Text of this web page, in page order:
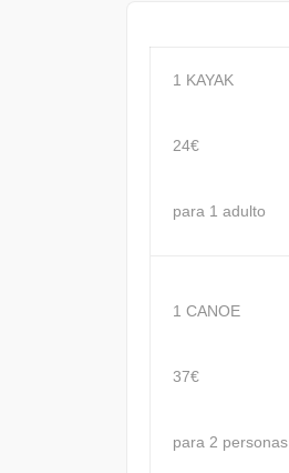
1 KAYAK
24€
para 1 adulto
1 CANOE
37€
para 2 personas